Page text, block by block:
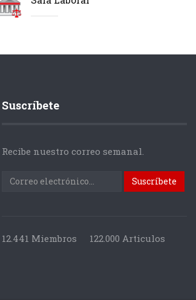
Suscríbete
Recibe nuestro correo semanal.
12.441 Miembros 122.000 Articulos